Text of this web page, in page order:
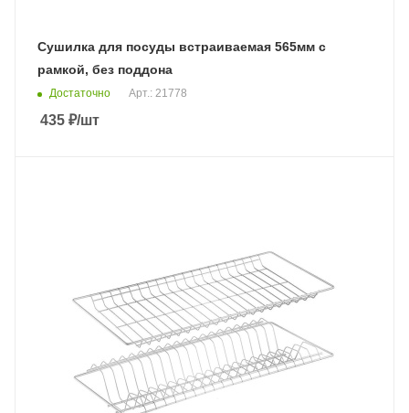
Сушилка для посуды встраиваемая 565мм с
рамкой, без поддона
Достаточно Арт.: 21778
435 ₽/шт